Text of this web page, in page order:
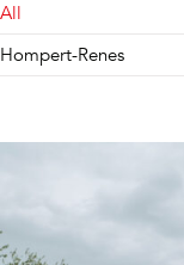
All
Hompert-Renes